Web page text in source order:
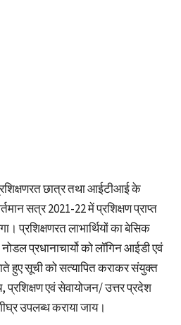
छात्र तथा आईटीआई के
सत्र 2021-22 में प्रशिक्षण प्राप्त
प्रशिक्षणरत लाभार्थियों का बेसिक
प्रधानाचार्यो को लॉगिन आईडी एवं
हुए सूची को सत्यापित कराकर संयुक्त
एवं सेवायोजन/ उत्तर प्रदेश
उपलब्ध कराया जाय।